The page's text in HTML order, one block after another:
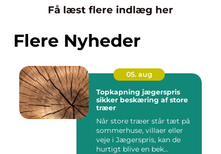
Få læst flere indlæg her
Flere Nyheder
05. aug
Topkapning jægerspris
sikker beskæring af store
træer
Når store træer står tæt på
sommerhuse, villaer eller
veje i Jægerspris, kan de
hurtigt blive en bek...